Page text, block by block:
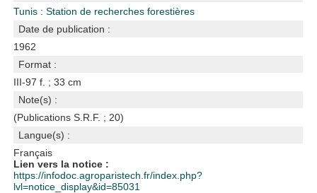
Tunis : Station de recherches forestières
Date de publication :
1962
Format :
III-97 f. ; 33 cm
Note(s) :
(Publications S.R.F. ; 20)
Langue(s) :
Français
Lien vers la notice :
https://infodoc.agroparistech.fr/index.php?
lvl=notice_display&id=85031